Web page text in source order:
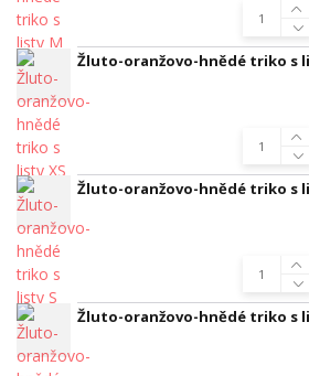
Žluto-oranžovo-hnědé triko s
Žluto-oranžovo-hnědé triko s
Žluto-oranžovo-hnědé triko s